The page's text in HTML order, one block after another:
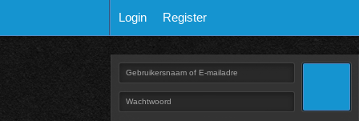
Login Register